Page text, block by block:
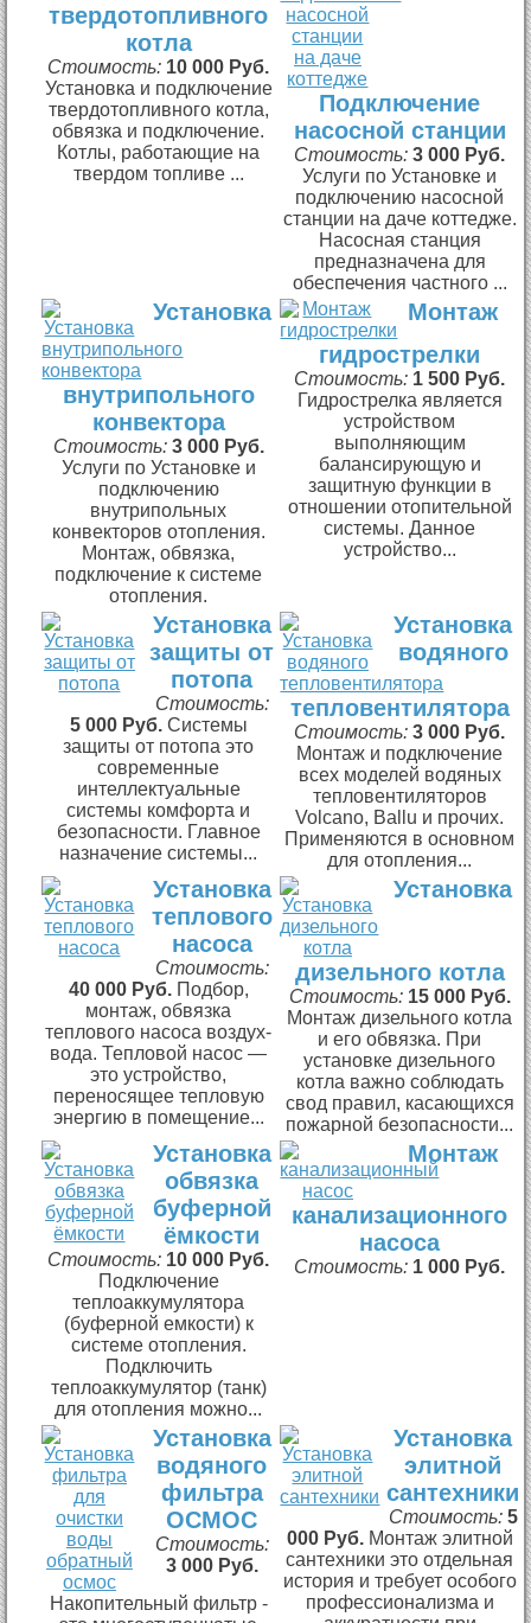
твердотопливного
котла
Стоимость: 10 000 Руб.
Установка и подключение
твердотопливного котла,
обвязка и подключение.
Котлы, работающие на
твердом топливе ...
Подключение
насосной станции
Стоимость:3 000 Руб.
Услуги по Установке и
подключению насосной
станции на даче коттедже.
Насосная станция
предназначена для
обеспечения частного ...
Установка
внутрипольного
конвектора
Стоимость: 3 000 Руб.
Услуги по Установке и
подключению
внутрипольных
конвекторов отопления.
Монтаж, обвязка,
подключение к системе
отопления.
Монтаж
гидрострелки
Стоимость: 1 500 Руб.
Гидрострелка является
устройством
выполняющим
балансирующую и
защитную функции в
отношении отопительной
системы. Данное
устройство...
Установка
защиты от
потопа
Стоимость:
5 000 Руб. Системы
защиты от потопа это
современные
интеллектуальные
системы комфорта и
безопасности. Главное
назначение системы...
Установка
водяного
тепловентилятора
Стоимость:3 000 Руб.
Монтаж и подключение
всех моделей водяных
тепловентиляторов
Volcano, Ballu и прочих.
Применяются в основном
для отопления...
Установка
теплового
насоса
Стоимость:
40 000 Руб. Подбор,
монтаж, обвязка
теплового насоса воздух-
вода. Тепловой насос —
это устройство,
переносящее тепловую
энергию в помещение...
Установка
дизельного котла
Стоимость: 15 000 Руб.
Монтаж дизельного котла
и его обвязка. При
установке дизельного
котла важно соблюдать
свод правил, касающихся
пожарной безопасности...
Установка
обвязка
буферной
ёмкости
Стоимость: 10 000 Руб.
Подключение
теплоаккумулятора
(буферной емкости) к
системе отопления.
Подключить
теплоаккумулятор (танк)
для отопления можно...
Монтаж
канализационного
насоса
Стоимость: 1 000 Руб.
Установка
водяного
фильтра
ОСМОС
Стоимость:
3 000 Руб.
Накопительный фильтр -
Установка
элитной
сантехники
Стоимость: 5
000 Руб. Монтаж элитной
сантехники это отдельная
история и требует особого
профессионализма и